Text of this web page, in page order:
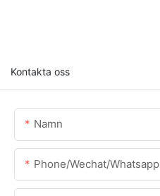
Kontakta oss
Namn
Phone/Wechat/Whatsapp